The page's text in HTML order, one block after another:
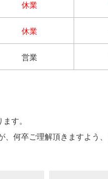
休業
休業
営業
す。
何卒ご理解頂きますよう